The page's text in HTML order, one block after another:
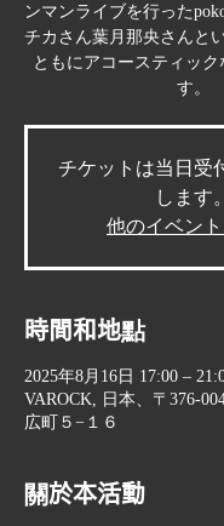
ンマンライブを行った
チカさん葉月那央さんと
ともにアコースティック
す。
チケットは当日受
します。
他のイベン
時間和地點
2025年8月16日 17:00 –
VAROCK, 日本、〒376-
広町５−１６
關於本活動